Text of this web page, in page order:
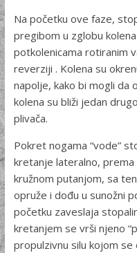
Na početku ove faze,
pregibom u zglobu
potkolenicama rotiranim
reverziji . Kolena su
napolje, kako bi mogli da
kolena su bliži jedan
plivača.
Pokret nogama “vode”
kretanje lateralno,
kružnom putanjom, sa
opruže i dođu u sunožni
početku zaveslaja
kretanjem se vrši njeno
propulzivnu silu kojom